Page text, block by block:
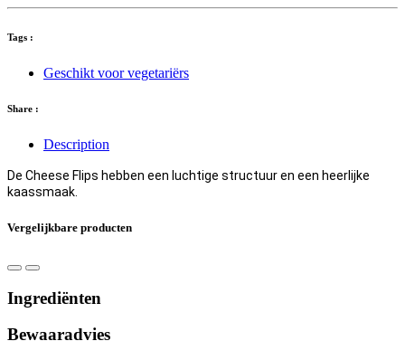
Tags :
Geschikt voor vegetariërs
Share :
Description
De Cheese Flips hebben een luchtige structuur en een heerlijke
kaassmaak.
Vergelijkbare producten
Ingrediënten
Bewaaradvies